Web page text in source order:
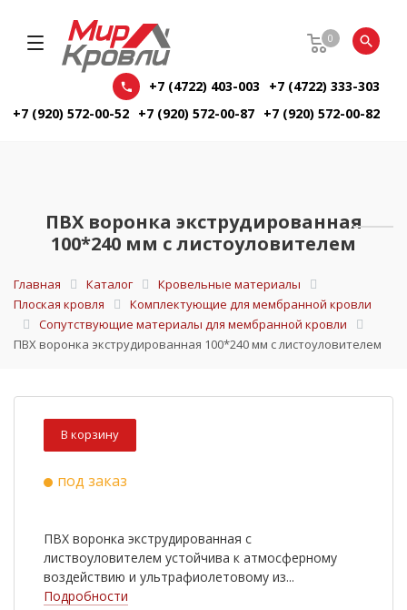
0
+7 (4722) 403-003
+7 (4722) 333-303
+7 (920) 572-00-52 +7 (920) 572-00-87 +7 (920) 572-00-82
ПВХ воронка экструдированная
100*240 мм с листоуловителем
Главная Каталог
Кровельные материалы
Плоская кровля
Комплектующие для мембранной кровли
Сопутствующие материалы для мембранной кровли
ПВХ воронка экструдированная 100*240 мм с листоуловителем
В корзину
под заказ
ПВХ воронка экструдированная с
листвоуловителем устойчива к атмосферному
воздействию и ультрафиолетовому из...
Подробности